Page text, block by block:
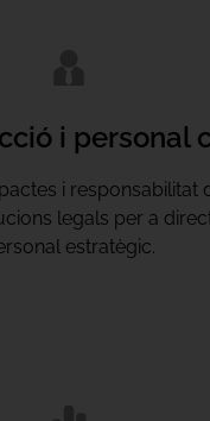
i personal
i responsabilitat
legals per a
estratègic.